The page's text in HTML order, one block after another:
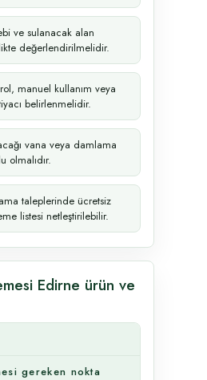
ve sulanacak alan
değerlendirilmelidir.
manuel kullanım veya
belirlenmelidir.
vana veya damlama
olmalıdır.
taleplerinde ücretsiz
listesi netleştirilebilir.
Edirne ürün ve
gereken nokta